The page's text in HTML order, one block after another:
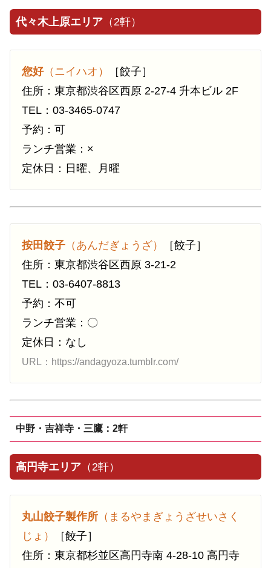
代々木上原エリア （2軒）
您好（ニイハオ）
［餃子］
住所：東京都渋谷区西原 2-27-4 升本ビル 2F
TEL：03-3465-0747
予約：可
ランチ営業：×
定休日：日曜、月曜
按田餃子 （あんだぎょうざ）
［餃子］
住所：東京都渋谷区西原 3-21-2
TEL：03-6407-8813
予約：不可
ランチ営業：〇
定休日：なし
URL：https://andagyoza.tumblr.com/
中野・吉祥寺・三鷹：2軒
高円寺エリア （2軒）
丸山餃子製作所 （まるやまぎょうざせいさく
じょ）
［餃子］
住所：東京都杉並区高円寺南 4-28-10 高円寺